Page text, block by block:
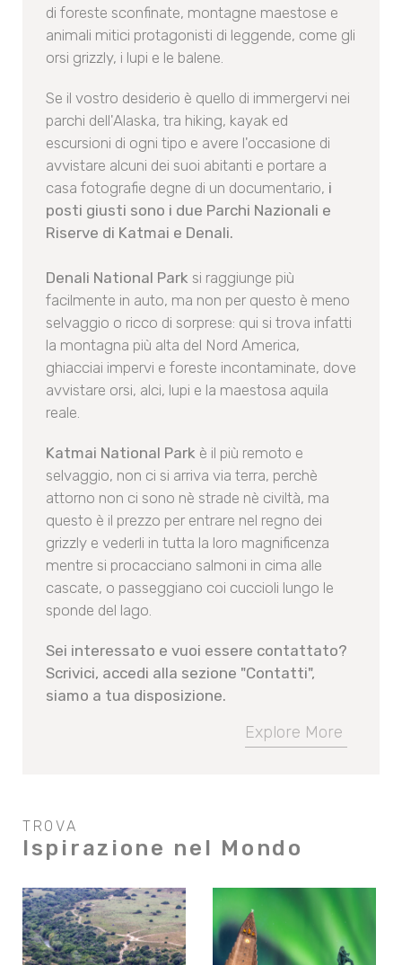
di foreste sconfinate, montagne maestose e
animali mitici protagonisti di leggende, come gli
orsi grizzly, i lupi e le balene.
Se il vostro desiderio è quello di immergervi nei
parchi dell'Alaska, tra hiking, kayak ed
escursioni di ogni tipo e avere l'occasione di
avvistare alcuni dei suoi abitanti e portare a
casa fotografie degne di un documentario, i
posti giusti sono i due Parchi Nazionali e
Riserve di Katmai e Denali.
Denali National Park si raggiunge più
facilmente in auto, ma non per questo è meno
selvaggio o ricco di sorprese: qui si trova infatti
la montagna più alta del Nord America,
ghiacciai impervi e foreste incontaminate, dove
avvistare orsi, alci, lupi e la maestosa aquila
reale.
Katmai National Park è il più remoto e
selvaggio, non ci si arriva via terra, perchè
attorno non ci sono nè strade nè civiltà, ma
questo è il prezzo per entrare nel regno dei
grizzly e vederli in tutta la loro magnificenza
mentre si procacciano salmoni in cima alle
cascate, o passeggiano coi cuccioli lungo le
sponde del lago.
Sei interessato e vuoi essere contattato?
Scrivici, accedi alla sezione "Contatti",
siamo a tua disposizione.
Explore More
TROVA
Ispirazione nel Mondo